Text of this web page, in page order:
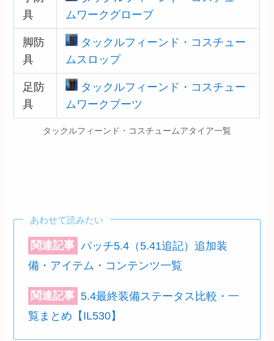
具
ムワークグローブ
脚防
具
タックルフィーンド・コスチュー
ムスロップ
足防
具
タックルフィーンド・コスチュー
ムワークブーツ
タックルフィーンド・コスチュームアタイア一覧
あわせて読みたい
関連記事 パッチ5.4（5.41追記）追加装
備・アイテム・コンテンツ一覧
関連記事 5.4最終装備ステータス比較・一
覧まとめ【IL530】